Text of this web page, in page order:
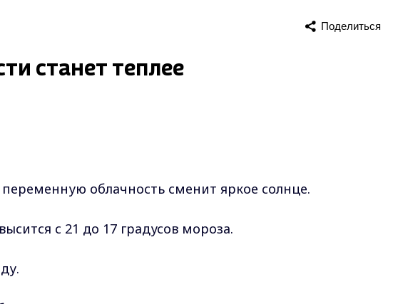
Поделиться
станет теплее
облачность сменит яркое солнце.
с 21 до 17 градусов мороза.